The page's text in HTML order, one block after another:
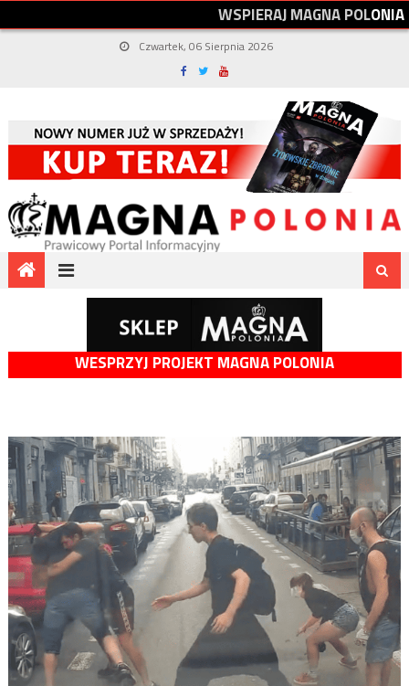
WSPIERAJMAGNAPOLONIA
Czwartek, 06 Sierpnia 2026
WESPRZYJ PROJEKT MAGNA POLONIA